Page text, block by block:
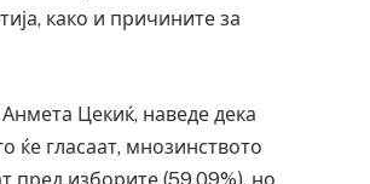
како и причините за
Цекиќ, наведе дека
ќе гласаат, мнозинството